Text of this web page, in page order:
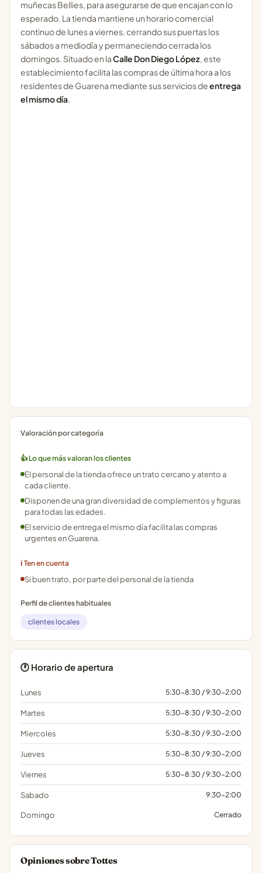
muñecas Bellies, para asegurarse de que encajan con lo
esperado. La tienda mantiene un horario comercial
continuo de lunes a viernes, cerrando sus puertas los
sábados a mediodía y permaneciendo cerrada los
domingos. Situado en laCalle Don Diego López , este
establecimiento facilita las compras de última hora a los
residentes de Guarena mediante sus servicios deentrega
el mismo día
Valoración por categoría
👍 Lo que más valoran los clientes
El personal de la tienda ofrece un trato cercano y atento a
cada cliente.
Disponen de una gran diversidad de complementos y figuras
para todas las edades.
El servicio de entrega el mismo día facilita las compras
urgentes en Guarena.
ℹ️ Ten en cuenta
Si buen trato, por parte del personal de la tienda
Perfil de clientes habituales
clientes locales
🕐 Horario de apertura
Lunes 5:30-8:30 / 9:30-2:00
Martes 5:30-8:30 / 9:30-2:00
Miercoles 5:30-8:30 / 9:30-2:00
Jueves 5:30-8:30 / 9:30-2:00
Viernes 5:30-8:30 / 9:30-2:00
Sabado 9:30-2:00
Domingo Cerrado
Opiniones sobre Tottes